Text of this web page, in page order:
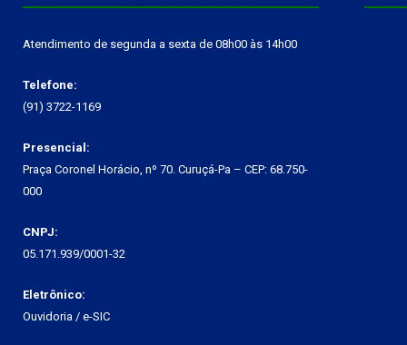
Atendimento de segunda a sexta de 08h00 às 14h00
Telefone:
(91) 3722-1169
Presencial:
Praça Coronel Horácio, nº 70. Curuçá-Pa – CEP: 68.750-
000
CNPJ:
05.171.939/0001-32
Eletrônico:
Ouvidoria / e-SIC